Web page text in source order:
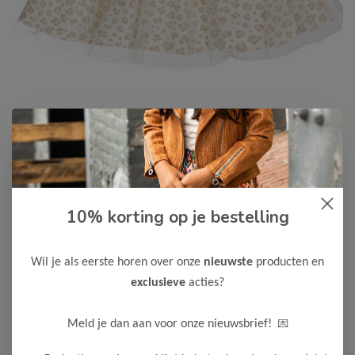
-50%
Dirkje Meisjes Rok
9,00 17,99
80 92 98
10% korting op je bestelling
Wil je als eerste horen over onze nieuwste producten en
exclusieve acties?
Meld je dan aan voor onze nieuwsbrief! 💌